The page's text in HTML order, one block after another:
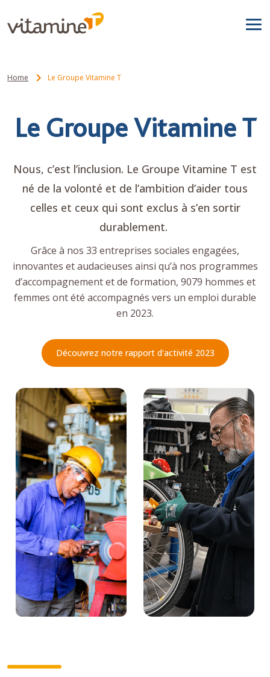
Home Le Groupe Vitamine T
Le Groupe Vitamine T
Nous, c’est l’inclusion. Le Groupe Vitamine T est
né de la volonté et de l’ambition d’aider tous
celles et ceux qui sont exclus à s’en sortir
durablement.
Grâce à nos 33 entreprises sociales engagées,
innovantes et audacieuses ainsi qu’à nos programmes
d’accompagnement et de formation, 9079 hommes et
femmes ont été accompagnés vers un emploi durable
en 2023.
Découvrez notre rapport d'activité 2023